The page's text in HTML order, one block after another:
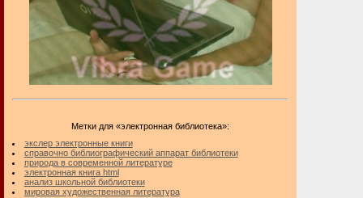
Метки для «электронная библиотека»:
экслер электронные книги
справочно библиографический аппарат библиотеки
природа в современной литературе
электронная книга html
анализ школьной библиотеки
мировая художественная литература